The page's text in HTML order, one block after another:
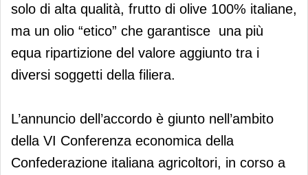
solo di alta qualità, frutto di olive 100% italiane,
ma un olio “etico” che garantisce una più
equa ripartizione del valore aggiunto tra i
diversi soggetti della filiera.
L’annuncio dell’accordo è giunto nell’ambito
della VI Conferenza economica della
Confederazione italiana agricoltori, in corso a